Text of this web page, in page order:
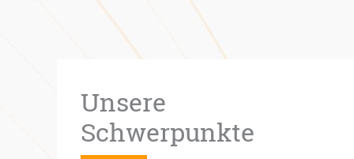
Unsere
Schwerpunkte